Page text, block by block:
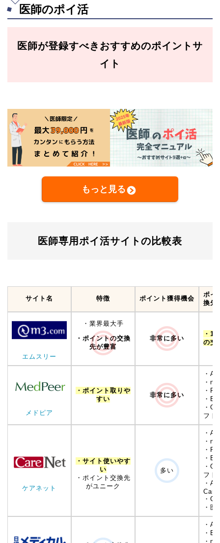
医師のポイ活
医師が登録すべきおすすめのポイントサ
イト
もっと見る
医師専用ポイ活サイトの比較表
サイト名 特徴 ポイント獲得機会
ポイ
換先
エムスリー
・業界最大手
・ポイントの交換
先が豊富
非常に多い
・
の交
メドピア
・ポイント取りや
すい
非常に多い
・
・
・
・
・
フト
ケアネット
・サイト使いやす
い
・ポイント交換先
がユニーク
多い
・
・
・
・
・
フト
・
Card
・
・
・
・
・